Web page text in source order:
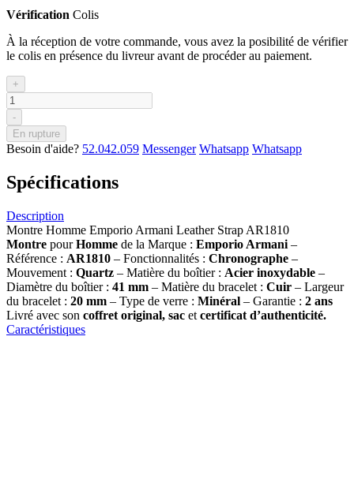
Vérification Colis
À la réception de votre commande, vous avez la posibilité de vérifier
le colis en présence du livreur avant de procéder au paiement.
+
-
En rupture
Besoin d'aide? 52.042.059 Messenger Whatsapp Whatsapp
Spécifications
Description
Montre Homme Emporio Armani Leather Strap AR1810
Montre pourHomme de la Marque : Emporio Armani –
Référence : AR1810 – Fonctionnalités : Chronographe –
Mouvement : Quartz – Matière du boîtier : Acier inoxydable –
Diamètre du boîtier : 41 mm – Matière du bracelet : Cuir – Largeur
du bracelet : 20 mm – Type de verre : Minéral – Garantie : 2 ans
Livré avec son coffret original, sac et certificat d’authenticité.
Caractéristiques